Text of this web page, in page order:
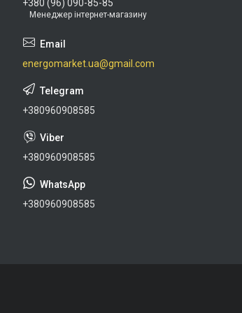
+380 (96) 090-85-85
Менеджер інтернет-магазину
energomarket.ua@gmail.com
+380960908585
+380960908585
+380960908585